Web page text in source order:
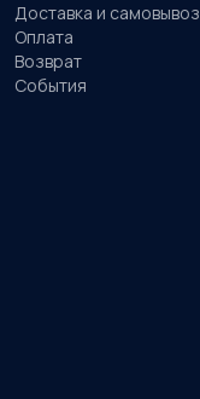
Доставка и самовывоз
Оплата
Возврат
События